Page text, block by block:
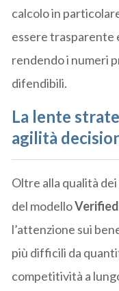
calcolo in
essere trasparente
rendendo i numeri
difendibili.
La lente
agilità
Oltre alla qualità
del modello
l’attenzione sui
più difficili da
competitività a